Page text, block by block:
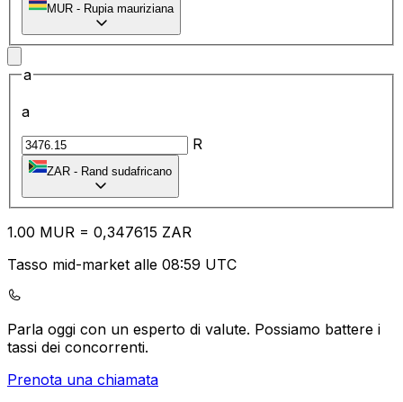
MUR - Rupia mauriziana
a
a
R
ZAR - Rand sudafricano
1.00 MUR = 0,347615 ZAR
Tasso mid-market alle 08:59 UTC
Parla oggi con un esperto di valute. Possiamo battere i
tassi dei concorrenti.
Prenota una chiamata